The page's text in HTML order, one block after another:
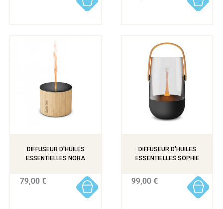
DIFFUSEUR D'HUILES
ESSENTIELLES NORA
79,00 €
DIFFUSEUR D'HUILES
ESSENTIELLES SOPHIE
99,00 €